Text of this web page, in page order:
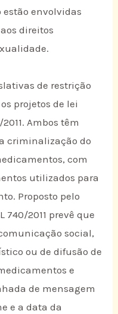
envolvidas
direitos
de restrição
projetos de lei
Ambos têm
criminalização do
com
utilizados para
Proposto pelo
740/2011 prevê que
social,
ou de difusão de
e
de mensagem
e a data da